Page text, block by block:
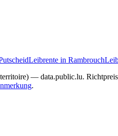
Leibrente in Rambrouch
— data.public.lu.
.